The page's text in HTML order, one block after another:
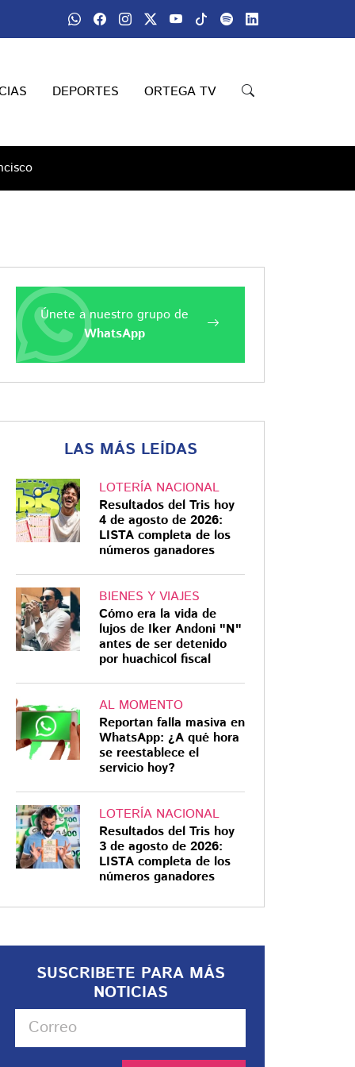
DEPORTES ORTEGA TV
Únete a nuestro grupo de
WhatsApp
LAS MÁS LEÍDAS
LOTERÍA NACIONAL
Resultados del Tris hoy
4 de agosto de 2026:
LISTA completa de los
números ganadores
BIENES Y VIAJES
Cómo era la vida de
lujos de Iker Andoni "N"
antes de ser detenido
por huachicol fiscal
AL MOMENTO
Reportan falla masiva en
WhatsApp: ¿A qué hora
se reestablece el
servicio hoy?
LOTERÍA NACIONAL
Resultados del Tris hoy
3 de agosto de 2026:
LISTA completa de los
números ganadores
SUSCRIBETE PARA MÁS
NOTICIAS